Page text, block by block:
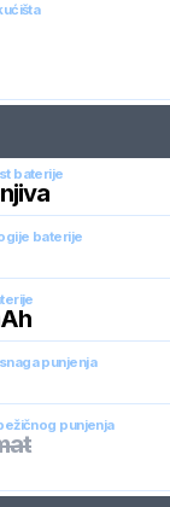
baterije
baterije
punjenja
punjenja